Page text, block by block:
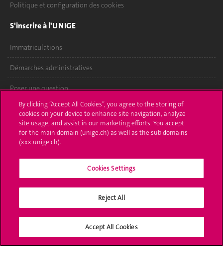
Politique et configuration des cookies
S'inscrire à l'UNIGE
Immatriculations
Démarches administratives
Poser une question
L'UNIGE vous informe
UNIGE Mobile
Bibliothèque
Médias sociaux UNIGE
By clicking “Accept All Cookies”, you agree to the storing of
cookies on your device to enhance site navigation, analyze
site usage, and assist in our marketing efforts. You accept
for the main domain (unige.ch) as well as the sub domains
(xxx.unige.ch).
Cookies Settings
Reject All
Accept All Cookies